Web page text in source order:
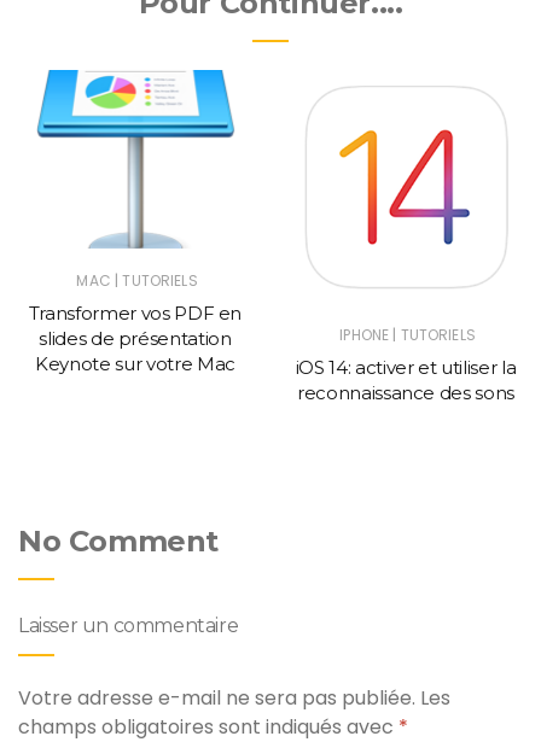
MAC | TUTORIELS
Transformer vos PDF en
slides de présentation
Keynote sur votre Mac
IPHONE | TUTORIELS
iOS 14: activer et utiliser la
reconnaissance des sons
No Comment
Laisser un commentaire
Votre adresse e-mail ne sera pas publiée. Les
champs obligatoires sont indiqués avec *